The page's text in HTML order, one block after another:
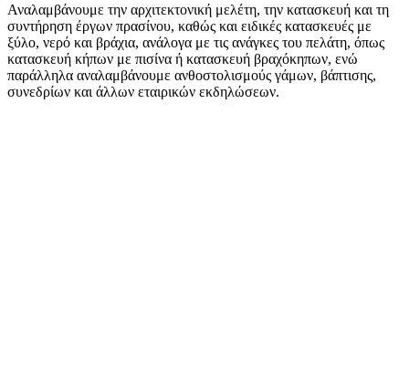
Αναλαμβάνουμε την αρχιτεκτονική μελέτη, την κατασκευή και τη
συντήρηση έργων πρασίνου, καθώς και ειδικές κατασκευές με
ξύλο, νερό και βράχια, ανάλογα με τις ανάγκες του πελάτη, όπως
κατασκευή κήπων με πισίνα ή κατασκευή βραχόκηπων, ενώ
παράλληλα αναλαμβάνουμε ανθοστολισμούς γάμων, βάπτισης,
συνεδρίων και άλλων εταιρικών εκδηλώσεων.